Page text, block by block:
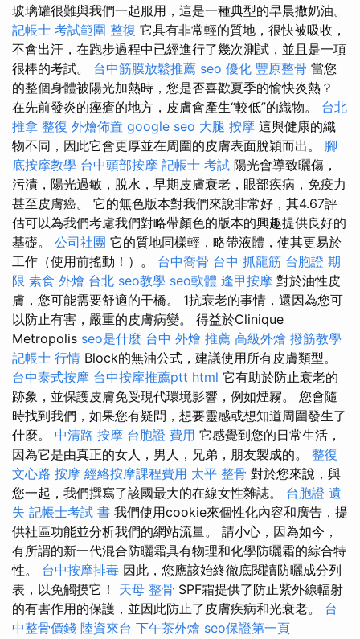
玻璃罐很難與我們一起服用，這是一種典型的早晨撒奶油。
記帳士 考試範圍 整復 它具有非常輕的質地，很快被吸收，
不會出汗，在跑步過程中已經進行了幾次測試，並且是一項
很棒的考試。 台中筋膜放鬆推薦 seo 優化 豐原整骨 當您
的整個身體被陽光加熱時，您是否喜歡夏季的愉快炎熱？
在先前發炎的痤瘡的地方，皮膚會產生“較低”的織物。 台北
推拿 整復 外燴佈置 google seo 大腿 按摩 這與健康的織
物不同，因此它會更厚並在周圍的皮膚表面脫穎而出。 腳
底按摩教學 台中頭部按摩 記帳士 考試 陽光會導致曬傷，
污漬，陽光過敏，脫水，早期皮膚衰老，眼部疾病，免疫力
甚至皮膚癌。 它的無色版本對我們來說非常好，其4.67評
估可以為我們考慮我們對略帶顏色的版本的興趣提供良好的
基礎。 公司社團 它的質地同樣輕，略帶液體，使其更易於
工作（使用前搖動！）。 台中喬骨 台中 抓龍筋 台胞證 期
限 素食 外燴 台北 seo教學 seo軟體 逢甲按摩 對於油性皮
膚，您可能需要舒適的干橋。 1抗衰老的事情，還因為您可
以防止有害，嚴重的皮膚病變。 得益於Clinique
Metropolis seo是什麼 台中 外燴 推薦 高級外燴 撥筋教學
記帳士 行情 Block的無油公式，建議使用所有皮膚類型。
台中泰式按摩 台中按摩推薦ptt html 它有助於防止衰老的
跡象，並保護皮膚免受現代環境影響，例如煙霧。 您會隨
時找到我們，如果您有疑問，想要靈感或想知道周圍發生了
什麼。 中清路 按摩 台胞證 費用 它感覺到您的日常生活，
因為它是由真正的女人，男人，兄弟，朋友製成的。 整復
文心路 按摩 經絡按摩課程費用 太平 整骨 對於您來說，與
您一起，我們撰寫了該國最大的在線女性雜誌。 台胞證 遺
失 記帳士考試 書 我們使用cookie來個性化內容和廣告，提
供社區功能並分析我們的網站流量。 請小心，因為如今，
有所謂的新一代混合防曬霜具有物理和化學防曬霜的綜合特
性。 台中按摩排毒 因此，您應該始終徹底閱讀防曬成分列
表，以免觸摸它！ 天母 整骨 SPF霜提供了防止紫外線輻射
的有害作用的保護，並因此防止了皮膚疾病和光衰老。 台
中整骨價錢 陸資來台 下午茶外燴 seo保證第一頁